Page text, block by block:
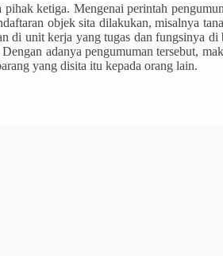
ketiga. Mengenai perintah
objek sita dilakukan, misalnya
di unit kerja yang tugas dan fungsinya di
adanya pengumuman tersebut,
yang disita itu kepada orang lain.